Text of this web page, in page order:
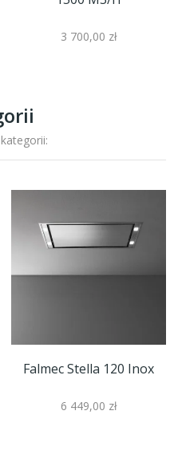
3 700,00 zł
Falmec Stella 120 Inox
6 449,00 zł